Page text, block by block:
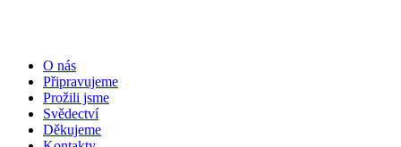
O nás
Připravujeme
Prožili jsme
Svědectví
Děkujeme